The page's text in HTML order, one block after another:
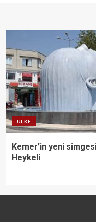
ÜLKE
Kemer’in yeni
Heykeli